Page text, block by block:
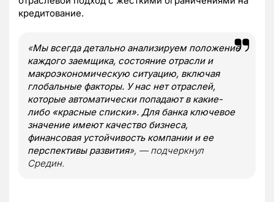
кредитование.
«Мы всегда детально анализируем положение
каждого заемщика, состояние отрасли и
макроэкономическую ситуацию, включая
глобальные факторы. У нас нет отраслей,
которые автоматически попадают в какие-
либо «красные списки». Для банка ключевое
значение имеют качество бизнеса,
финансовая устойчивость компании и ее
перспективы развития», — подчеркнул
Средин.